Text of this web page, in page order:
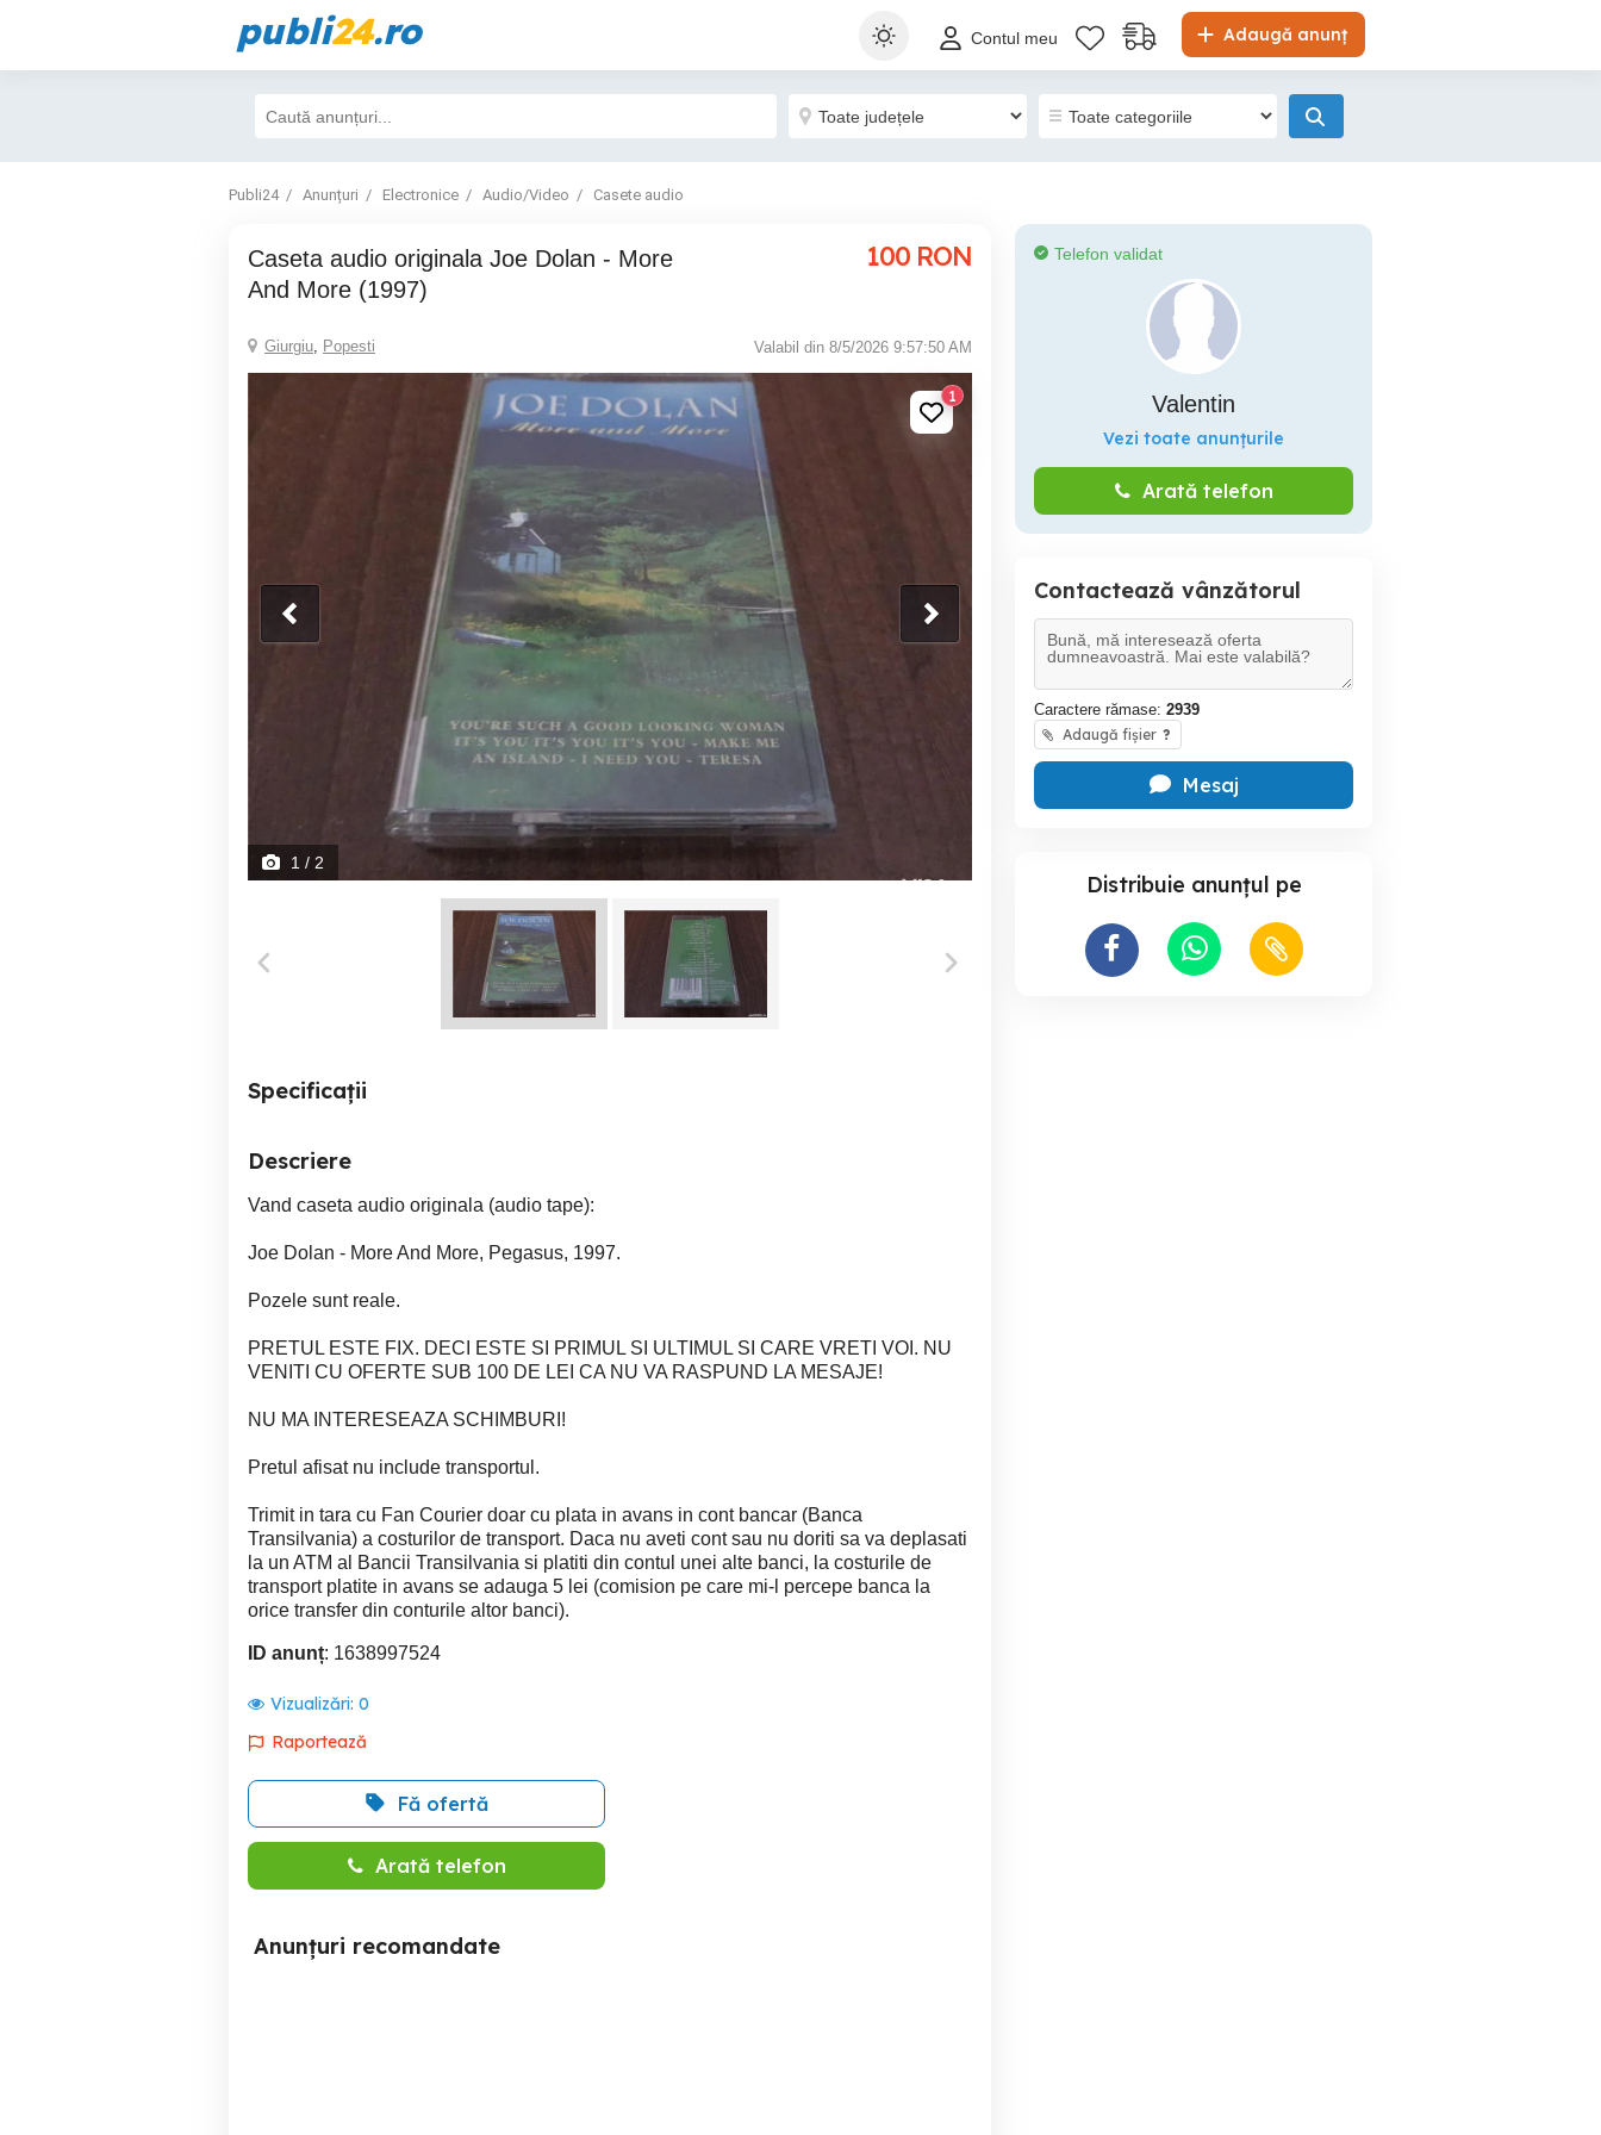
publi24.ro Adaugă anunț
Contul meu
Publi24 Anunțuri Electronice Audio/Video Casete audio
Caseta audio originala Joe Dolan - More
And More (1997)
100 RON
Giurgiu, Popesti Valabil din 8/5/2026 9:57:50 AM
1
1 / 2
Specificații
Descriere
Vand caseta audio originala (audio tape):
Joe Dolan - More And More, Pegasus, 1997.
Pozele sunt reale.
PRETUL ESTE FIX. DECI ESTE SI PRIMUL SI ULTIMUL SI CARE VRETI VOI. NU
VENITI CU OFERTE SUB 100 DE LEI CA NU VA RASPUND LA MESAJE!
NU MA INTERESEAZA SCHIMBURI!
Pretul afisat nu include transportul.
Trimit in tara cu Fan Courier doar cu plata in avans in cont bancar (Banca
Transilvania) a costurilor de transport. Daca nu aveti cont sau nu doriti sa va deplasati
la un ATM al Bancii Transilvania si platiti din contul unei alte banci, la costurile de
transport platite in avans se adauga 5 lei (comision pe care mi-l percepe banca la
orice transfer din conturile altor banci).
ID anunț: 1638997524
Vizualizări: 0
Raportează
Fă ofertă
Arată telefon
Anunțuri recomandate
Telefon validat
Valentin
Vezi toate anunțurile
Arată telefon
Contactează vânzătorul
Caractere rămase: 2939
Adaugă fișier ?
Mesaj
Distribuie anunțul pe